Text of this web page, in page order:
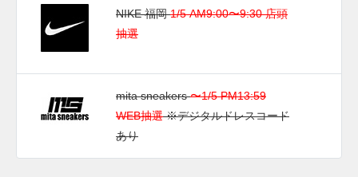
NIKE 福岡1/5 AM9:00〜9:30 店頭
抽選
mita sneakers〜1/5 PM13:59
WEB抽選※デジタルドレスコード
あり